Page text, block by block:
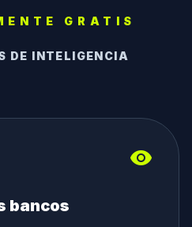
GRATIS
DE INTELIGENCIA
visibility
bancos